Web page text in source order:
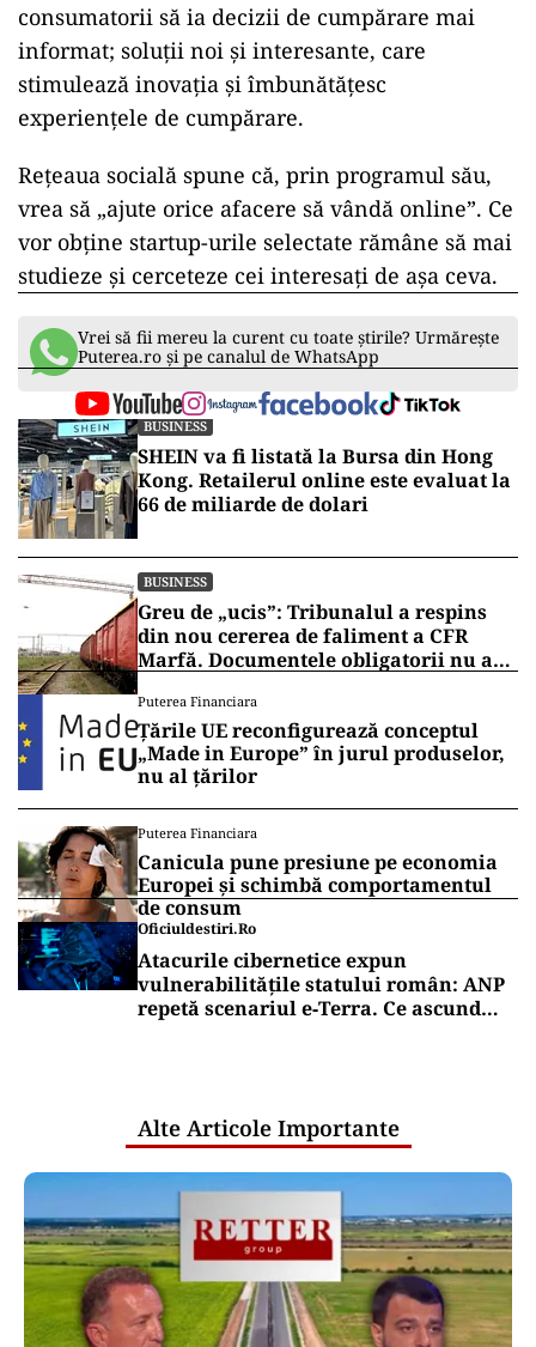
consumatorii să ia decizii de cumpărare mai
informat; soluții noi și interesante, care
stimulează inovația și îmbunătățesc
experiențele de cumpărare.
Rețeaua socială spune că, prin programul său,
vrea să „ajute orice afacere să vândă online”. Ce
vor obține startup-urile selectate rămâne să mai
studieze și cerceteze cei interesați de așa ceva.
Vrei să fii mereu la curent cu toate știrile? Urmărește
Puterea.ro și pe canalul de WhatsApp
BUSINESS
SHEIN va fi listată la Bursa din Hong
Kong. Retailerul online este evaluat la
66 de miliarde de dolari
BUSINESS
Greu de „ucis”: Tribunalul a respins
din nou cererea de faliment a CFR
Marfă. Documentele obligatorii nu au
Puterea Financiara
Țările UE reconfigurează conceptul
„Made in Europe” în jurul produselor,
nu al țărilor
Puterea Financiara
Canicula pune presiune pe economia
Europei și schimbă comportamentul
de consum
Oficiuldestiri.ro
Atacurile cibernetice expun
vulnerabilitățile statului român: ANP
repetă scenariul e‑Terra. Ce ascund
Alte Articole Importante